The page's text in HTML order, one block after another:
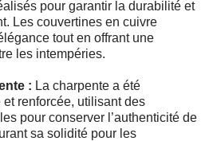
pour garantir la durabilité et
Les couvertines en cuivre
tout en offrant une
les intempéries.
: La charpente a été
renforcée, utilisant des
pour conserver l’authenticité de
sa solidité pour les